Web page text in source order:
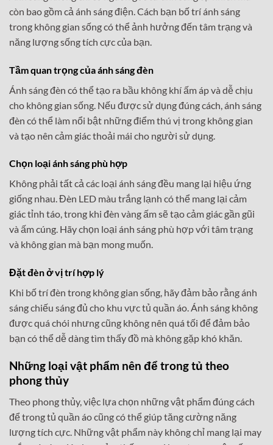
còn bao gồm cả ánh sáng điện. Cách bạn bố trí ánh sáng
trong không gian sống có thể ảnh hưởng đến tâm trạng và
năng lượng sống tích cực của bạn.
Tầm quan trọng của ánh sáng đèn
Ánh sáng đèn có thể tạo ra bầu không khí ấm áp và dễ chịu
cho không gian sống. Nếu được sử dụng đúng cách, ánh sáng
đèn có thể làm nổi bật những điểm thú vị trong không gian
và tạo nên cảm giác thoải mái cho người sử dụng.
Chọn loại ánh sáng phù hợp
Không phải tất cả các loại ánh sáng đều mang lại hiệu ứng
giống nhau. Đèn LED màu trắng lạnh có thể mang lại cảm
giác tỉnh táo, trong khi đèn vàng ấm sẽ tạo cảm giác gần gũi
và ấm cúng. Hãy chọn loại ánh sáng phù hợp với tâm trạng
và không gian mà bạn mong muốn.
Đặt đèn ở vị trí hợp lý
Khi bố trí đèn trong không gian sống, hãy đảm bảo rằng ánh
sáng chiếu sáng đủ cho khu vực tủ quần áo. Ánh sáng không
được quá chói nhưng cũng không nên quá tối để đảm bảo
bạn có thể dễ dàng tìm thấy đồ mà không gặp khó khăn.
Những loại vật phẩm nên để trong tủ theo
phong thủy
Theo phong thủy, việc lựa chọn những vật phẩm đúng cách
để trong tủ quần áo cũng có thể giúp tăng cường năng
lượng tích cực. Những vật phẩm này không chỉ mang lại may